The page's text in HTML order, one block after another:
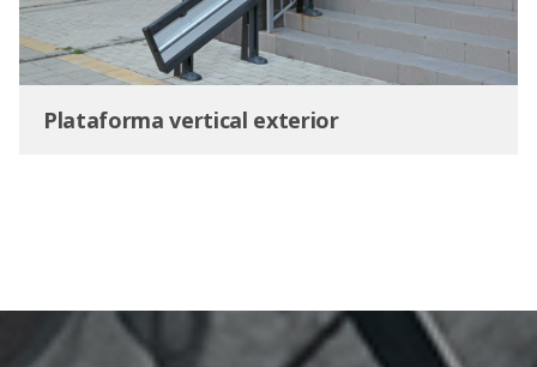
Plataforma vertical exterior